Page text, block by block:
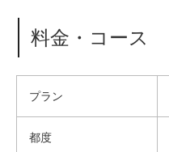
料金・コース
プラン
都度